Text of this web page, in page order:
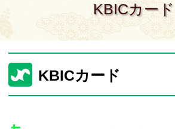
KBICカード
KBICカード